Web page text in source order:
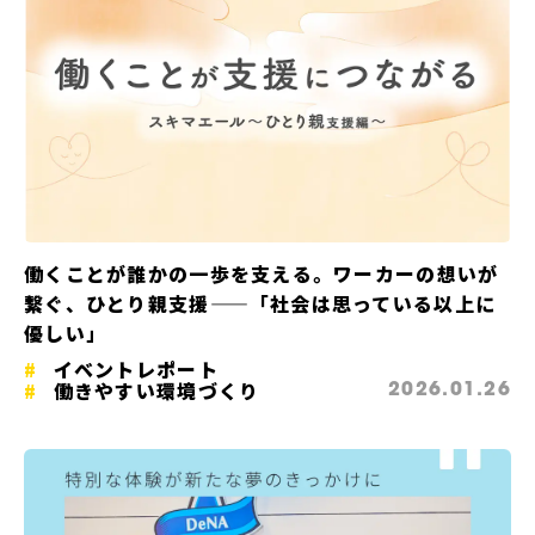
働くことが誰かの一歩を支える。ワーカーの想いが
繋ぐ、ひとり親支援——「社会は思っている以上に
優しい」
イベントレポート
働きやすい環境づくり 2026.01.26